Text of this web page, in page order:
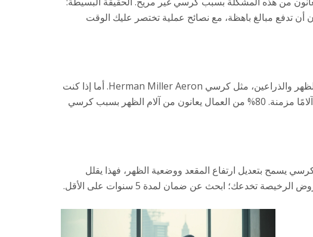
تدفع مبالغ باهظة، مع نصائح عملية تختصر عليك الوقت
الكراسي المكتبية ليست كلها متشابهة. إذا كنت تعمل على الكمبيوتر لساعات، اختر كرسيًا مع دعم قابل للتعديل للظهر والذراعين، مثل كرسي Herman Miller Aeron. أما إذا كنت
تكتب كثيرًا، فكرسي مريح مع مسند للذراعين سيساعدك. تجنب الكراسي العادية التي لا تدعم الظهر، فهي تسبب آلامًا مزمنة. 80% من العمال يعانون من آلام الظهر بسبب كرسي
ابحث عن كرسي يسمح بتعديل ارتفاع المقعد ووضعية الظهر، فهذا يقلل
الضغط على العمود الفقري. انتبه لمواد التصنيع: اختر كرسيًا مصنوعًا من قماش مسامي لتجنب التعرق. لا تدع العروض الرخيصة تخدعك؛ ابحث عن ضمان لمدة 5 سنوات على الأقل.